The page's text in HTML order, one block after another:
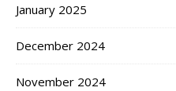
January 2025
December 2024
November 2024